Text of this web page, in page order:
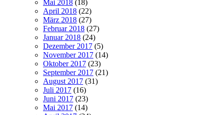
Mai 2018 (18)
April 2018 (22)
März 2018 (27)
Februar 2018 (27)
Januar 2018 (24)
Dezember 2017 (5)
November 2017 (14)
Oktober 2017 (23)
September 2017 (21)
August 2017 (31)
Juli 2017 (16)
Juni 2017 (23)
Mai 2017 (14)